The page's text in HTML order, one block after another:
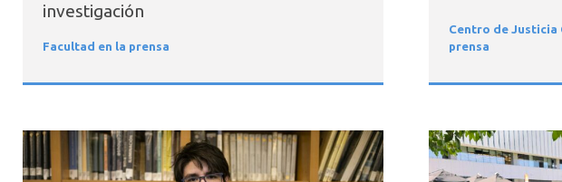
investigación
Facultad en la prensa
Centro de
prensa